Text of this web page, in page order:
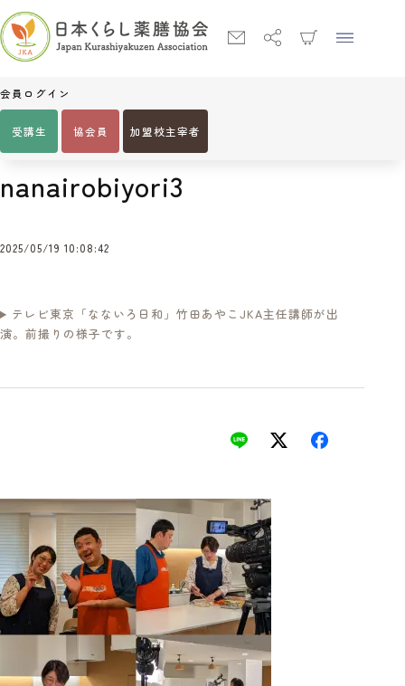
会員ログイン
受講生 協会員 加盟校主宰者
Home nanairobiyori3
nanairobiyori3
2025/05/19 10:08:42
テレビ東京「なないろ日和」竹田あやこJKA主任講師が出
演。前撮りの様子です。